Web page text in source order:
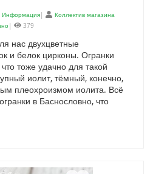
Информация|
Коллектив магазина
| 379
нас двухцветные
и белок цирконы. Огранки
тоже удачно для такой
иолит, тёмный, конечно,
плеохроизмом иолита. Всё
в Баснословно, что